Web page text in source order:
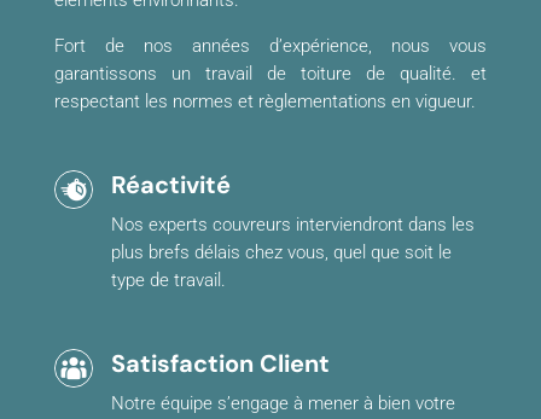
Fort de nos années d’expérience, nous vous
garantissons un travail de toiture de qualité. et
respectant les normes et règlementations en vigueur.
Réactivité
Nos experts couvreurs interviendront dans les
plus brefs délais chez vous, quel que soit le
type de travail.
Satisfaction Client
Notre équipe s’engage à mener à bien votre